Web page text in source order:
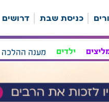
כניסת שבת דרושים
ילדים מענה ההלכה